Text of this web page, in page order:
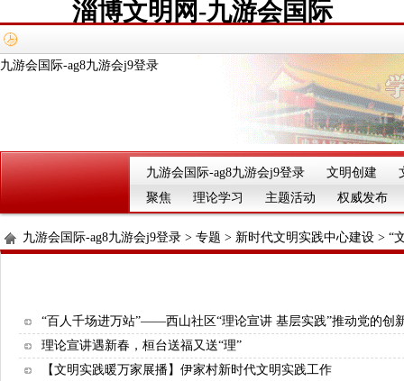
淄博文明网-九游会国际
九游会国际-ag8九游会j9登录
九游会国际-ag8九游会j9登录 文明创建
聚焦
理论学习 主题活动 权威发布
九游会国际-ag8九游会j9登录 > 专题 > 新时代文明实践中心建设 > “
“百人千场进万站”——西山社区“理论宣讲 基层实践”推动党的创
理论宣讲遇新春，桓台送福又送“理”
【文明实践暖万家展播】伊家村新时代文明实践工作